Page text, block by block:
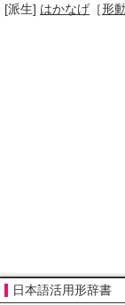
[派生] はかなげ ［形動
日本語活用形辞書